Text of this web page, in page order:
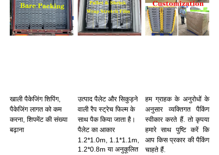
खाली पैकेजिंग शिपिंग,
पैकेजिंग लागत को कम
करना, शिपमेंट की संख्या
बढ़ाना
उत्पाद पैलेट और सिकुड़ने
वाली रैप स्ट्रेच फिल्म के
साथ पैक किया जाता है।
पैलेट का आकार
1.2*1.0m, 1.1*1.1m,
1.2*0.8m या अनुकूलित
हम ग्राहक के अनुरोधों के
अनुसार व्यक्तिगत पैकिंग
स्वीकार करते हैं. तो कृपया
हमारे साथ पुष्टि करें कि
आप किस प्रकार की पैकिंग
चाहते हैं.